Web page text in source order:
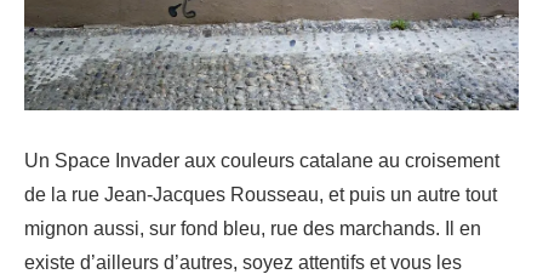
Un Space Invader aux couleurs catalane au croisement
de la rue Jean-Jacques Rousseau, et puis un autre tout
mignon aussi, sur fond bleu, rue des marchands. Il en
existe d’ailleurs d’autres, soyez attentifs et vous les